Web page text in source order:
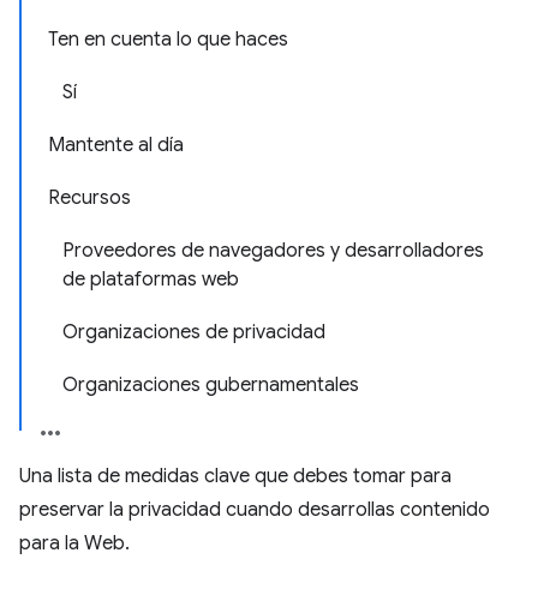
Ten en cuenta lo que haces
Sí
Mantente al día
Recursos
Proveedores de navegadores y desarrolladores
de plataformas web
Organizaciones de privacidad
Organizaciones gubernamentales
Una lista de medidas clave que debes tomar para
preservar la privacidad cuando desarrollas contenido
para la Web.